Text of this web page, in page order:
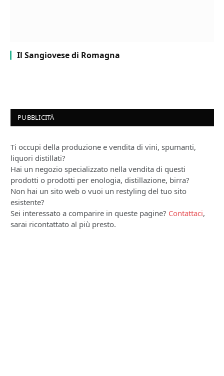
Il Sangiovese di Romagna
PUBBLICITÀ
Ti occupi della produzione e vendita di vini, spumanti,
liquori distillati?
Hai un negozio specializzato nella vendita di questi
prodotti o prodotti per enologia, distillazione, birra?
Non hai un sito web o vuoi un restyling del tuo sito
esistente?
Sei interessato a comparire in queste pagine? Contattaci,
sarai ricontattato al più presto.